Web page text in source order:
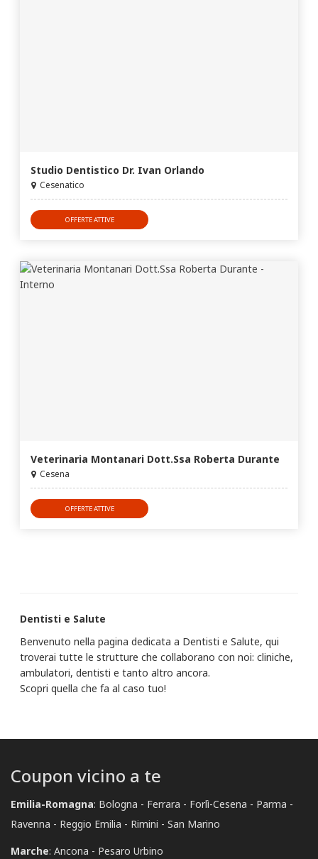
Studio Dentistico Dr. Ivan Orlando
Cesenatico
OFFERTE ATTIVE
Veterinaria Montanari Dott.Ssa Roberta Durante
Cesena
OFFERTE ATTIVE
Dentisti e Salute
Benvenuto nella pagina dedicata a Dentisti e Salute, qui
troverai tutte le strutture che collaborano con noi: cliniche,
ambulatori, dentisti e tanto altro ancora.
Scopri quella che fa al caso tuo!
Coupon vicino a te
Emilia-Romagna: Bologna Ferrara Forlì-Cesena
Parma
Ravenna
Reggio Emilia Rimini
San Marino
Marche: Ancona
Pesaro Urbino